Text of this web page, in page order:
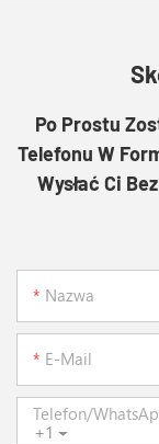
Po Prostu
Telefonu W
Wysłać Ci
Nazwa
E-Mail
+1
Telefon/